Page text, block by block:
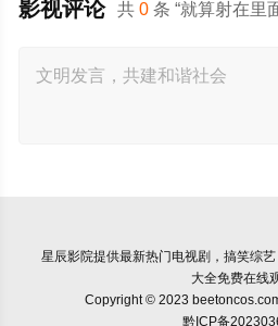
共0 条 “就算射在里
影视评论
星辰影院提供最新热门电视剧，搞笑综
大全免费在线
Copyright © 2023
黔ICP备